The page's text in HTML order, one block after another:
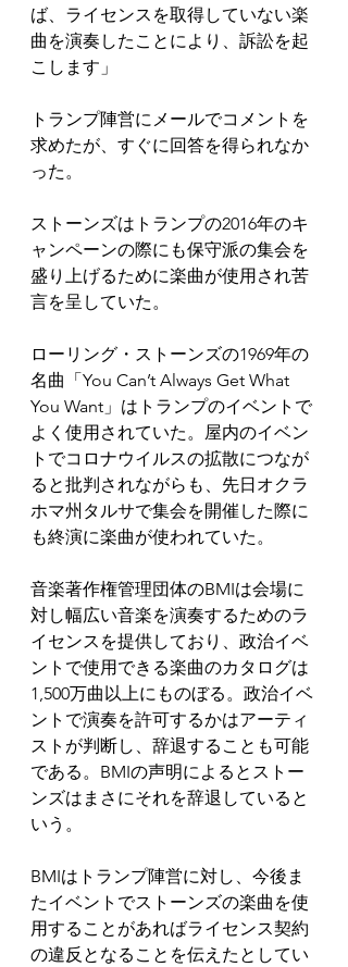
ば、ライセンスを取得していない楽
曲を演奏したことにより、訴訟を起
こします」
トランプ陣営にメールでコメントを
求めたが、すぐに回答を得られなか
った。
ストーンズはトランプの2016年のキ
ャンペーンの際にも保守派の集会を
盛り上げるために楽曲が使用され苦
言を呈していた。
ローリング・ストーンズの1969年の
名曲「You Can’t Always Get What
You Want」はトランプのイベントで
よく使用されていた。屋内のイベン
トでコロナウイルスの拡散につなが
ると批判されながらも、先日オクラ
ホマ州タルサで集会を開催した際に
も終演に楽曲が使われていた。
音楽著作権管理団体のBMIは会場に
対し幅広い音楽を演奏するためのラ
イセンスを提供しており、政治イベ
ントで使用できる楽曲のカタログは
1,500万曲以上にものぼる。政治イベ
ントで演奏を許可するかはアーティ
ストが判断し、辞退することも可能
である。BMIの声明によるとストー
ンズはまさにそれを辞退していると
いう。
BMIはトランプ陣営に対し、今後ま
たイベントでストーンズの楽曲を使
用することがあればライセンス契約
の違反となることを伝えたとしてい